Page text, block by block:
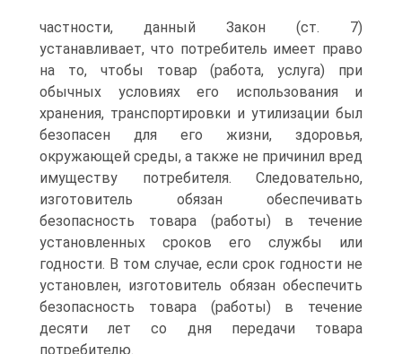
частности, данный Закон (ст. 7)
устанавливает, что потребитель имеет право
на то, чтобы товар (работа, услуга) при
обычных условиях его использования и
хранения, транспортировки и утилизации был
безопасен для его жизни, здоровья,
окружающей среды, а также не причинил вред
имуществу потребителя. Следовательно,
изготовитель обязан обеспечивать
безопасность товара (работы) в течение
установленных сроков его службы или
годности. В том случае, если срок годности не
установлен, изготовитель обязан обеспечить
безопасность товара (работы) в течение
десяти лет со дня передачи товара
потребителю.